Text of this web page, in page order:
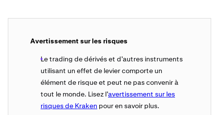
Avertissement sur les risques
Le trading de dérivés et d’autres instruments
utilisant un effet de levier comporte un
élément de risque et peut ne pas convenir à
tout le monde. Lisez l’avertissement sur les
risques de Kraken pour en savoir plus.